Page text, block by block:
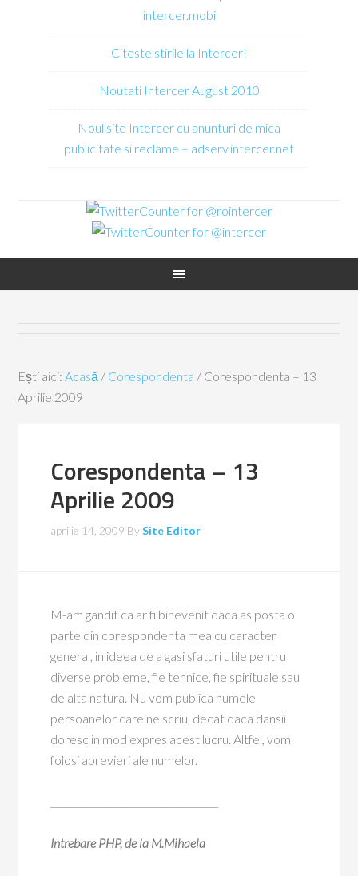
intercer.mobi
Citeste stirile la Intercer!
Noutati Intercer August 2010
Noul site Intercer cu anunturi de mica
publicitate si reclame – adserv.intercer.net
Ești aici:Acasă / Corespondenta / Corespondenta – 13
Aprilie 2009
Corespondenta – 13
Aprilie 2009
aprilie 14, 2009 BySite Editor
M-am gandit ca ar fi binevenit daca as posta o
parte din corespondenta mea cu caracter
general, in ideea de a gasi sfaturi utile pentru
diverse probleme, fie tehnice, fie spirituale sau
de alta natura. Nu vom publica numele
persoanelor care ne scriu, decat daca dansii
doresc in mod expres acest lucru. Altfel, vom
folosi abrevieri ale numelor.
Intrebare PHP, de la M.Mihaela